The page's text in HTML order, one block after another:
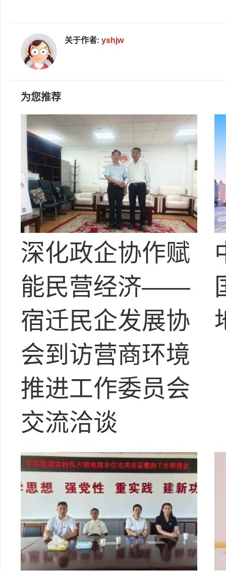
关于作者: yshjw
为您推荐
深化政企协作赋
能民营经济——
宿迁民企发展协
会到访营商环境
推进工作委员会
交流洽谈